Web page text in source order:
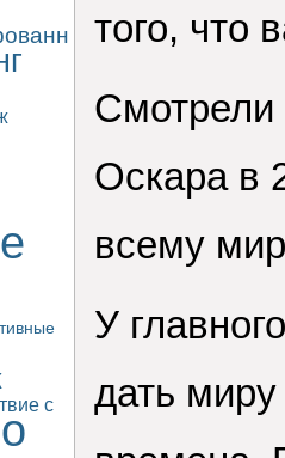
с
того, что
Смотрели
Оскара в
всему
У
дать миру